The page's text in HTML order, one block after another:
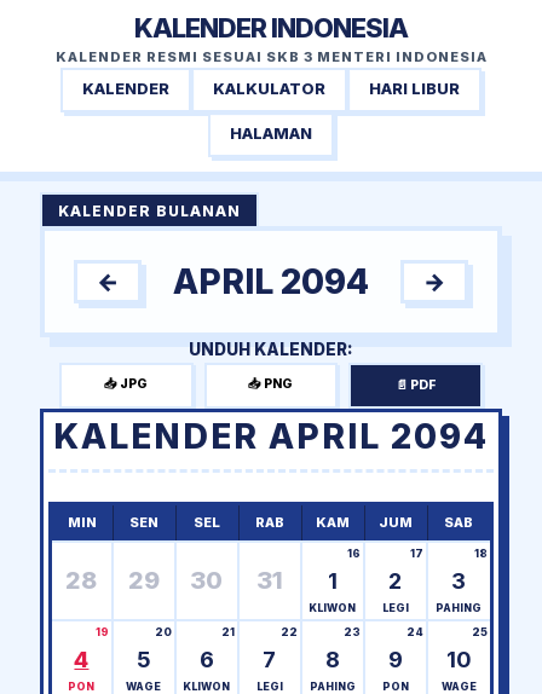
KALENDER INDONESIA
KALENDER RESMI SESUAI SKB 3 MENTERI INDONESIA
KALENDER KALKULATOR HARI LIBUR
HALAMAN
KALENDER BULANAN
← APRIL 2094 →
UNDUH KALENDER:
📥 JPG 📥 PNG 📄 PDF
KALENDER APRIL 2094
MIN SEN SEL RAB KAM JUM SAB
28 29 30 31 1
16
KLIWON
2
17
LEGI
3
18
PAHING
4
19
PON
5
20
WAGE
6
21
KLIWON
7
22
LEGI
8
23
PAHING
9
24
PON
10
25
WAGE